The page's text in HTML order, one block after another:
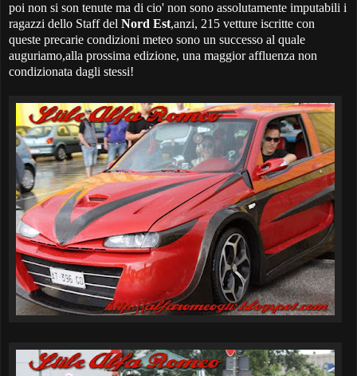
poi non si son tenute ma di cio' non sono assolutamente imputabili i
ragazzi dello Staff del Nord Est,anzi, 215 vetture iscritte con
queste precarie condizioni meteo sono un successo al quale
auguriamo,alla prossima edizione, una maggior affluenza non
condizionata dagli stessi!